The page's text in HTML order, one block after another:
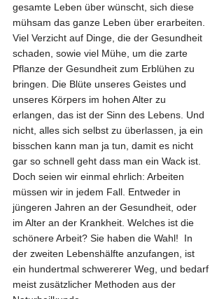
gesamte Leben über wünscht, sich diese
mühsam das ganze Leben über erarbeiten.
Viel Verzicht auf Dinge, die der Gesundheit
schaden, sowie viel Mühe, um die zarte
Pflanze der Gesundheit zum Erblühen zu
bringen. Die Blüte unseres Geistes und
unseres Körpers im hohen Alter zu
erlangen, das ist der Sinn des Lebens. Und
nicht, alles sich selbst zu überlassen, ja ein
bisschen kann man ja tun, damit es nicht
gar so schnell geht dass man ein Wack ist.
Doch seien wir einmal ehrlich: Arbeiten
müssen wir in jedem Fall. Entweder in
jüngeren Jahren an der Gesundheit, oder
im Alter an der Krankheit. Welches ist die
schönere Arbeit? Sie haben die Wahl!  In
der zweiten Lebenshälfte anzufangen, ist
ein hundertmal schwererer Weg, und bedarf
meist zusätzlicher Methoden aus der